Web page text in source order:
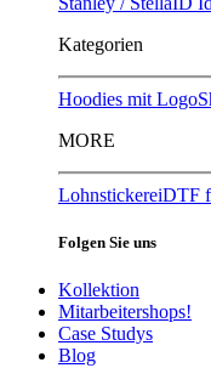
Kategorien
Hoodies mit Logo
MORE
LohnstickereiDTF
Folgen Sie uns
Kollektion
Mitarbeitershops!
Case Studys
Blog